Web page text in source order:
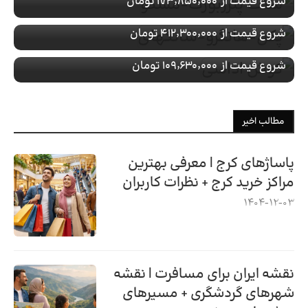
با پرواز
شروع قیمت از۴۱۲٬۳۰۰٬۰۰۰ تومان
رزرو تور کوش اداسی
با پرواز
شروع قیمت از۱۰۹٬۶۳۰٬۰۰۰ تومان
مطالب اخیر
پاساژهای کرج | معرفی بهترین
مراکز خرید کرج + نظرات کاربران
1404-12-03
نقشه ایران برای مسافرت | نقشه
شهرهای گردشگری + مسیرهای